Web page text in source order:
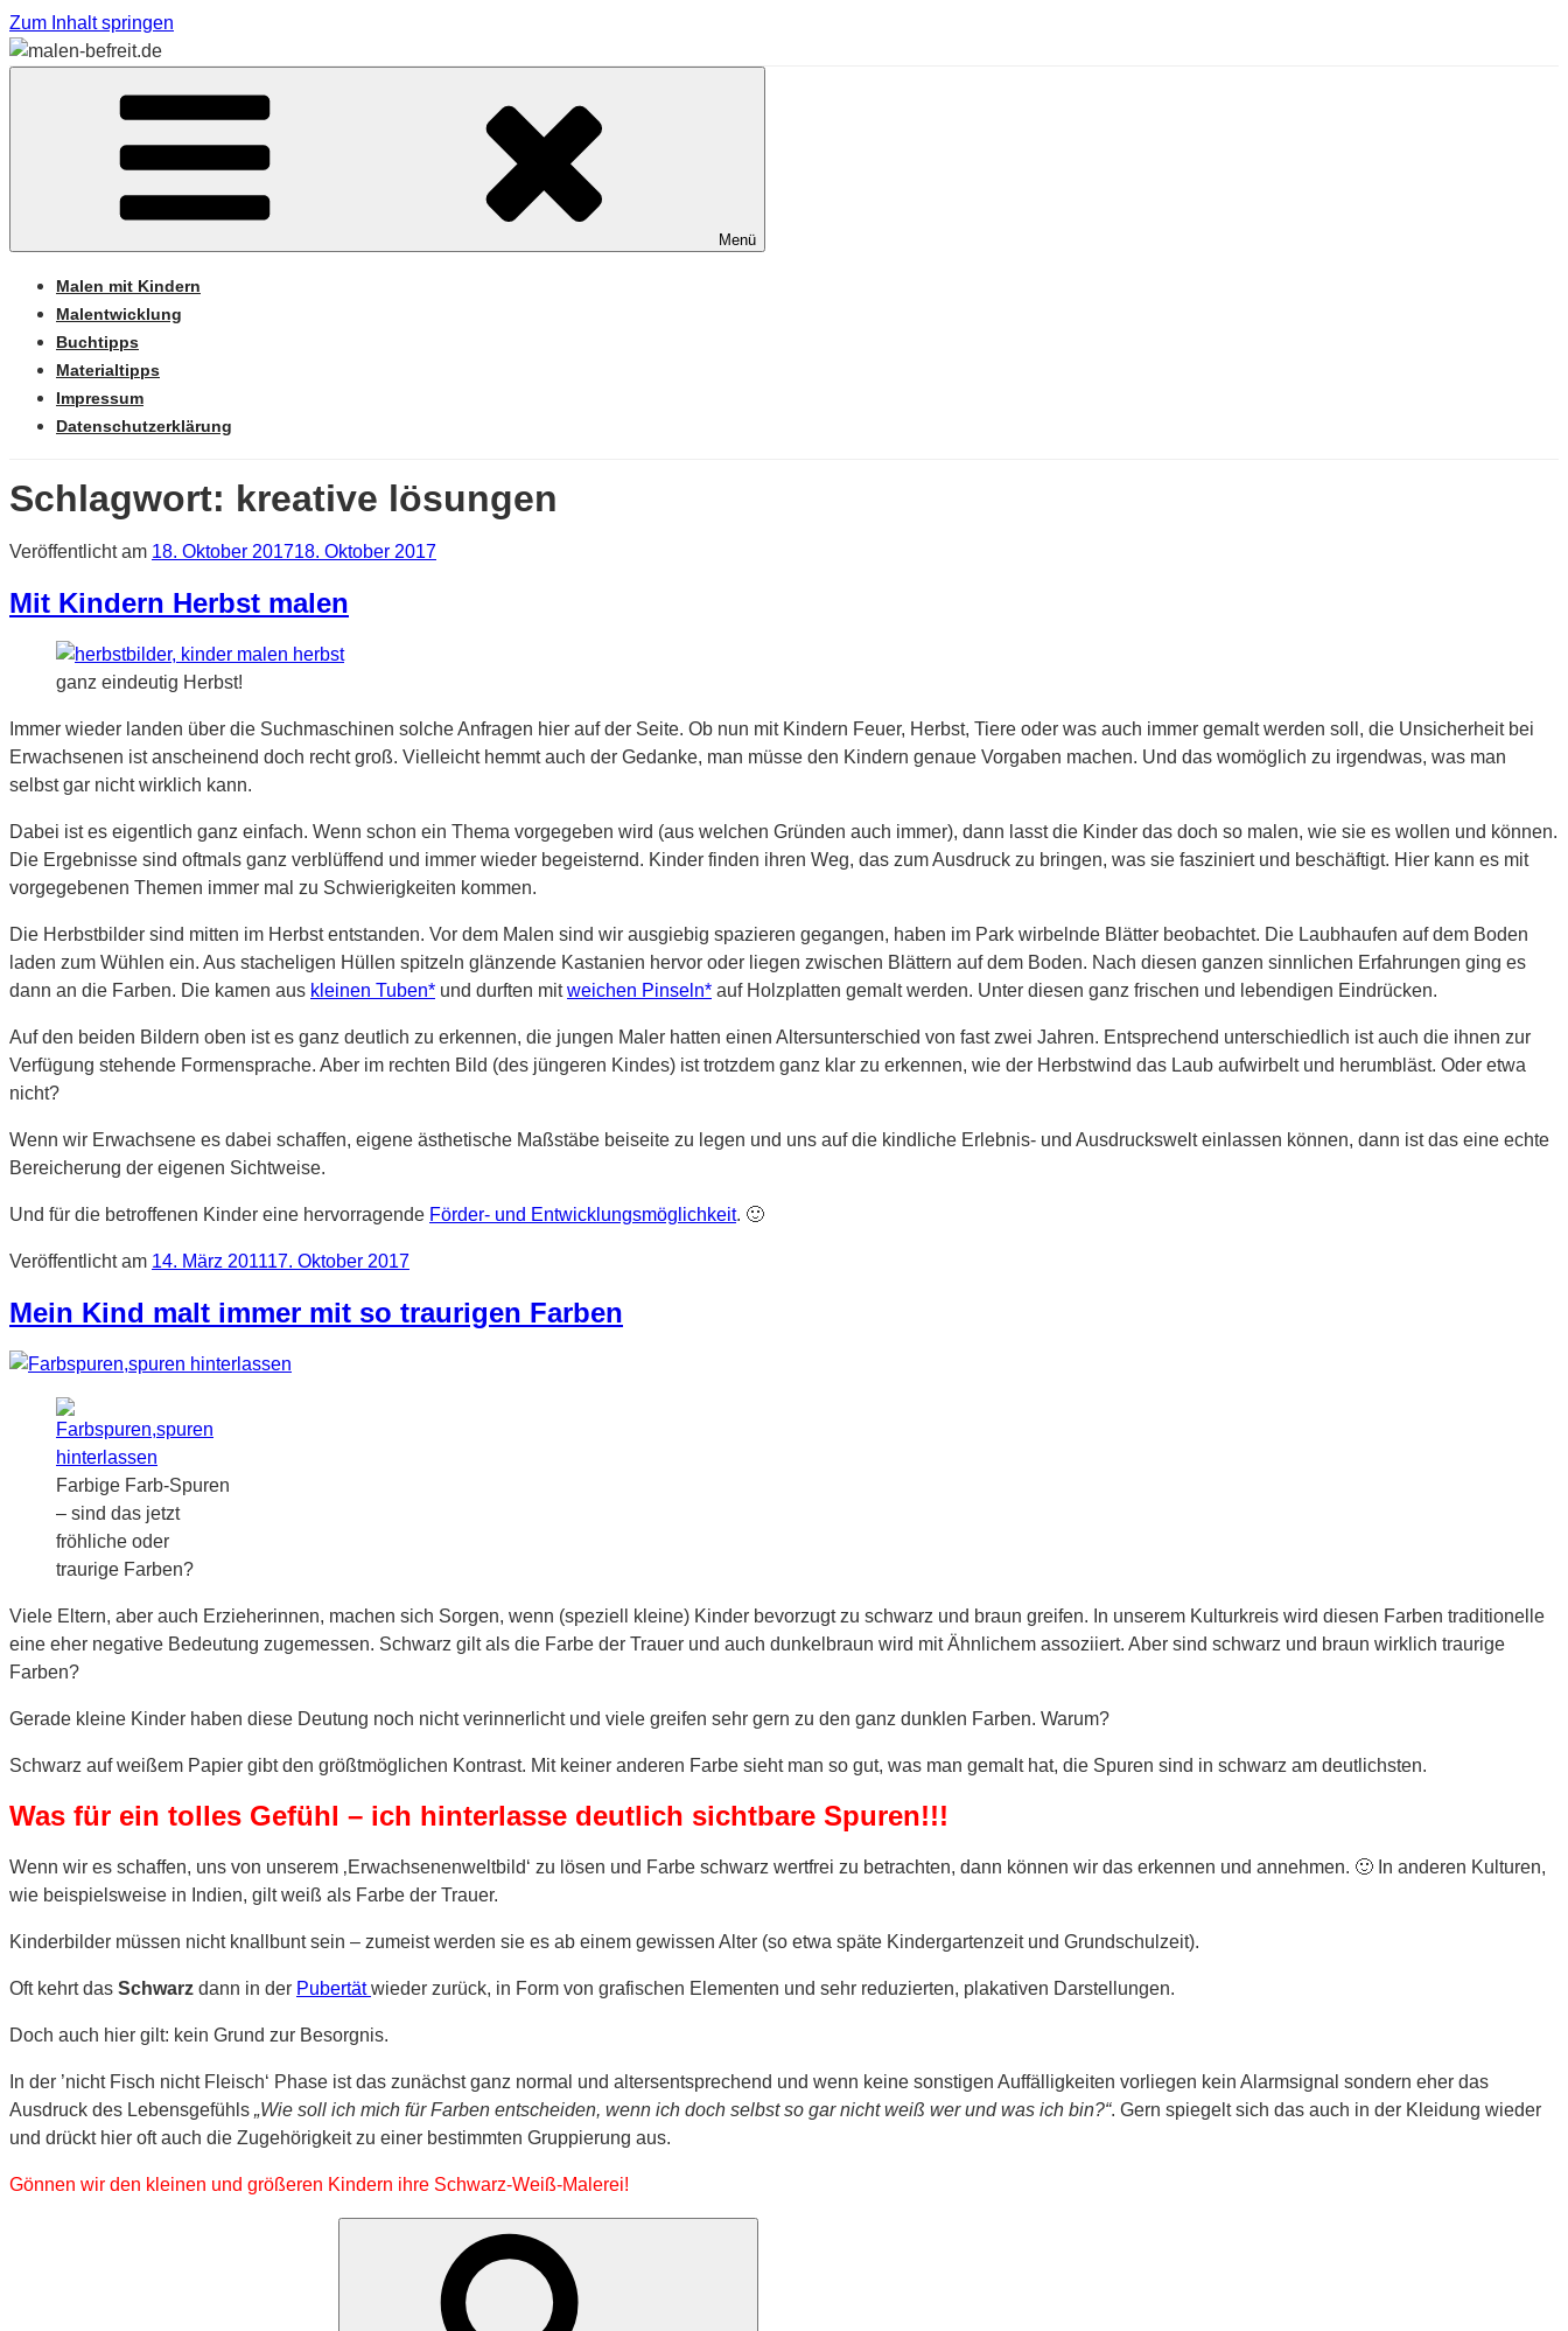
Zum Inhalt springen
MALEN-BEFREIT.DE
Sabine Feickert – Atelier für begleitetes Malen
Menü
Malen mit Kindern
Malentwicklung
Buchtipps
Materialtipps
Impressum
Datenschutzerklärung
Schlagwort: kreative lösungen
Veröffentlicht am 18. Oktober 201718. Oktober 2017
Mit Kindern Herbst malen
ganz eindeutig Herbst!
Immer wieder landen über die Suchmaschinen solche Anfragen hier auf der Seite. Ob nun mit Kindern Feuer, Herbst, Tiere oder was auch immer gemalt werden soll, die Unsicherheit bei
Erwachsenen ist anscheinend doch recht groß. Vielleicht hemmt auch der Gedanke, man müsse den Kindern genaue Vorgaben machen. Und das womöglich zu irgendwas, was man
selbst gar nicht wirklich kann.
Dabei ist es eigentlich ganz einfach. Wenn schon ein Thema vorgegeben wird (aus welchen Gründen auch immer), dann lasst die Kinder das doch so malen, wie sie es wollen und können.
Die Ergebnisse sind oftmals ganz verblüffend und immer wieder begeisternd. Kinder finden ihren Weg, das zum Ausdruck zu bringen, was sie fasziniert und beschäftigt. Hier kann es mit
vorgegebenen Themen immer mal zu Schwierigkeiten kommen.
Die Herbstbilder sind mitten im Herbst entstanden. Vor dem Malen sind wir ausgiebig spazieren gegangen, haben im Park wirbelnde Blätter beobachtet. Die Laubhaufen auf dem Boden
laden zum Wühlen ein. Aus stacheligen Hüllen spitzeln glänzende Kastanien hervor oder liegen zwischen Blättern auf dem Boden. Nach diesen ganzen sinnlichen Erfahrungen ging es
dann an die Farben. Die kamen aus kleinen Tuben* und durften mitweichen Pinseln* auf Holzplatten gemalt werden. Unter diesen ganz frischen und lebendigen Eindrücken.
Auf den beiden Bildern oben ist es ganz deutlich zu erkennen, die jungen Maler hatten einen Altersunterschied von fast zwei Jahren. Entsprechend unterschiedlich ist auch die ihnen zur
Verfügung stehende Formensprache. Aber im rechten Bild (des jüngeren Kindes) ist trotzdem ganz klar zu erkennen, wie der Herbstwind das Laub aufwirbelt und herumbläst. Oder etwa
nicht?
Wenn wir Erwachsene es dabei schaffen, eigene ästhetische Maßstäbe beiseite zu legen und uns auf die kindliche Erlebnis- und Ausdruckswelt einlassen können, dann ist das eine echte
Bereicherung der eigenen Sichtweise.
Und für die betroffenen Kinder eine hervorragende Förder- und Entwicklungsmöglichkeit. 🙂
Veröffentlicht am 14. März 201117. Oktober 2017
Mein Kind malt immer mit so traurigen Farben
Farbige Farb-Spuren
– sind das jetzt
fröhliche oder
traurige Farben?
Viele Eltern, aber auch Erzieherinnen, machen sich Sorgen, wenn (speziell kleine) Kinder bevorzugt zu schwarz und braun greifen. In unserem Kulturkreis wird diesen Farben traditionelle
eine eher negative Bedeutung zugemessen. Schwarz gilt als die Farbe der Trauer und auch dunkelbraun wird mit Ähnlichem assoziiert. Aber sind schwarz und braun wirklich traurige
Farben?
Gerade kleine Kinder haben diese Deutung noch nicht verinnerlicht und viele greifen sehr gern zu den ganz dunklen Farben. Warum?
Schwarz auf weißem Papier gibt den größtmöglichen Kontrast. Mit keiner anderen Farbe sieht man so gut, was man gemalt hat, die Spuren sind in schwarz am deutlichsten.
Was für ein tolles Gefühl – ich hinterlasse deutlich sichtbare Spuren!!!
Wenn wir es schaffen, uns von unserem ‚Erwachsenenweltbild‘ zu lösen und Farbe schwarz wertfrei zu betrachten, dann können wir das erkennen und annehmen. 🙂 In anderen Kulturen,
wie beispielsweise in Indien, gilt weiß als Farbe der Trauer.
Kinderbilder müssen nicht knallbunt sein – zumeist werden sie es ab einem gewissen Alter (so etwa späte Kindergartenzeit und Grundschulzeit).
Oft kehrt das Schwarz dann in der Pubertätwieder zurück, in Form von grafischen Elementen und sehr reduzierten, plakativen Darstellungen.
Doch auch hier gilt: kein Grund zur Besorgnis.
In der ’nicht Fisch nicht Fleisch‘ Phase ist das zunächst ganz normal und altersentsprechend und wenn keine sonstigen Auffälligkeiten vorliegen kein Alarmsignal sondern eher das
Ausdruck des Lebensgefühls „Wie soll ich mich für Farben entscheiden, wenn ich doch selbst so gar nicht weiß wer und was ich bin?“. Gern spiegelt sich das auch in der Kleidung wieder
und drückt hier oft auch die Zugehörigkeit zu einer bestimmten Gruppierung aus.
Gönnen wir den kleinen und größeren Kindern ihre Schwarz-Weiß-Malerei!